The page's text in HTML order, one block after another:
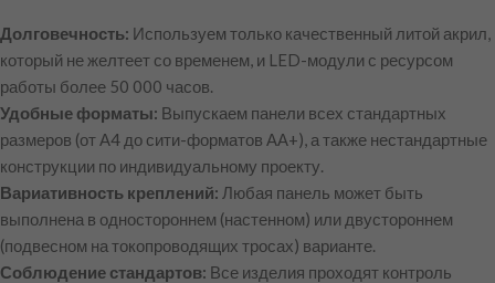
Долговечность: Используем только качественный литой акрил,
который не желтеет со временем, и LED-модули с ресурсом
работы более 50 000 часов.
Удобные форматы: Выпускаем панели всех стандартных
размеров (от А4 до сити-форматов АА+), а также нестандартные
конструкции по индивидуальному проекту.
Вариативность креплений: Любая панель может быть
выполнена в одностороннем (настенном) или двустороннем
(подвесном на токопроводящих тросах) варианте.
Соблюдение стандартов: Все изделия проходят контроль